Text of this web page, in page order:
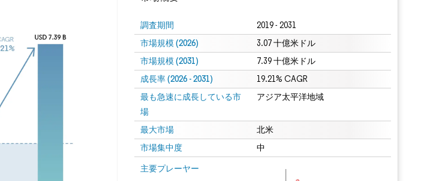
調査期間 2019 - 2031
市場規模 (2026) 3.07 十億米ドル
市場規模 (2031) 7.39 十億米ドル
成長率 (2026 - 2031) 19.21% CAGR
最も急速に成長している市
場
アジア太平洋地域
最大市場 北米
市場集中度 中
主要プレーヤー
画像 © Mordor Intelligence。再利用にはCC BY 4.0の表示が必要です。
© Mordor Intelligence。再利用にはCC BY 4.0の表示が必要です。